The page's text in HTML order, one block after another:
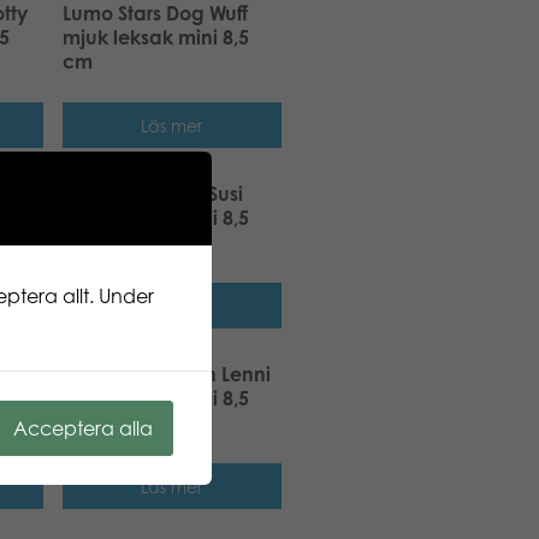
Lumo Stars Dog Wuff
mjuk leksak mini 8,5
cm
Läs mer
Lumo Stars Wolf Susi
mjuk leksak mini 8,5
cm
Läs mer
Lumo Stars Puffin Lenni
mjuk leksak mini 8,5
cm
Läs mer
allt. Under
Acceptera alla